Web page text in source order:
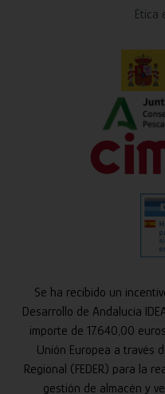
Ética
Se ha recibido un
Desarrollo de Andalucía
importe de 17.640,00
Unión Europea a través
Regional (FEDER) para la
gestión de almacén y